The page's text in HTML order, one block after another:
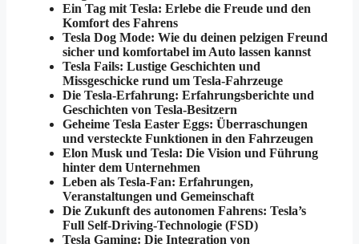
Ein Tag mit Tesla: Erlebe die Freude und den
Komfort des Fahrens
Tesla Dog Mode: Wie du deinen pelzigen Freund
sicher und komfortabel im Auto lassen kannst
Tesla Fails: Lustige Geschichten und
Missgeschicke rund um Tesla-Fahrzeuge
Die Tesla-Erfahrung: Erfahrungsberichte und
Geschichten von Tesla-Besitzern
Geheime Tesla Easter Eggs: Überraschungen
und versteckte Funktionen in den Fahrzeugen
Elon Musk und Tesla: Die Vision und Führung
hinter dem Unternehmen
Leben als Tesla-Fan: Erfahrungen,
Veranstaltungen und Gemeinschaft
Die Zukunft des autonomen Fahrens: Tesla’s
Full Self-Driving-Technologie (FSD)
Tesla Gaming: Die Integration von